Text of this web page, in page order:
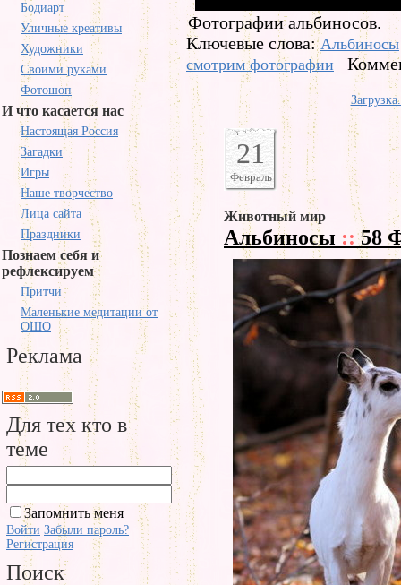
Бодиарт
Уличные креативы
Художники
Своими руками
Фотошоп
И что касается нас
Настоящая Россия
Загадки
Игры
Наше творчество
Лица сайта
Праздники
Познаем себя и
рефлексируем
Притчи
Маленькие медитации от
ОШО
Реклама
Для тех кто в
теме
Запомнить меня
Войти Забыли пароль?
Регистрация
Поиск
Фотографии альбиносов.
Ключевые слова:Альбиносы
смотрим фотографии
21
Февраль
Животный мир
Альбиносы ::58